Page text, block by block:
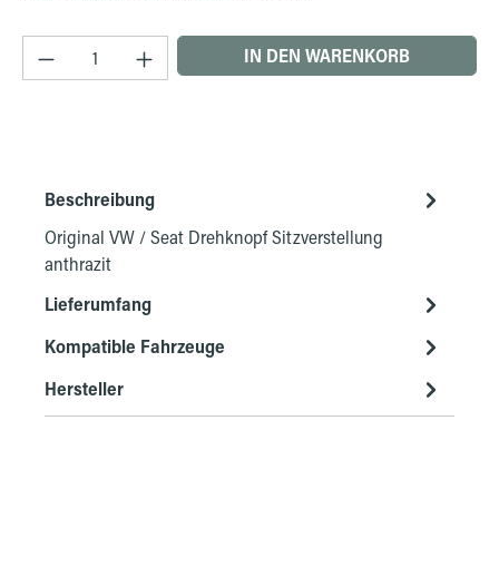
Produkt Anzahl: Gib den gewünschten Wert
IN DEN WARENKORB
Beschreibung
Original VW / Seat Drehknopf Sitzverstellung
anthrazit
Lieferumfang
Kompatible Fahrzeuge
Hersteller